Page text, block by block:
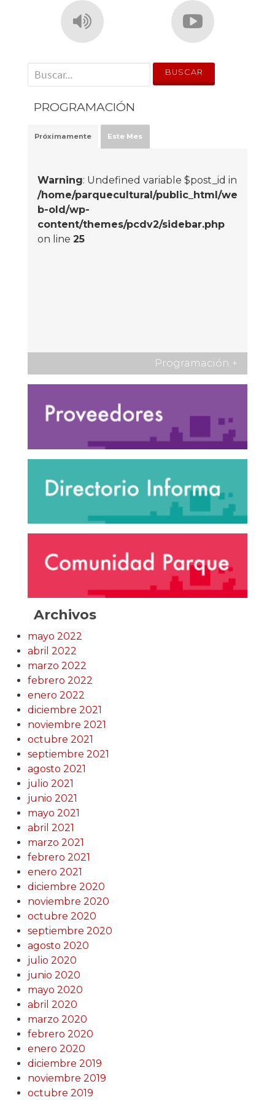
' . __('Search for:') . '
PROGRAMACIÓN
Próximamente Este Mes
Warning: Undefined variable $post_id in
/home/parquecultural/public_html/we
b-old/wp-
content/themes/pcdv2/sidebar.php
on line 25
Programación +
Archivos
mayo 2022
abril 2022
marzo 2022
febrero 2022
enero 2022
diciembre 2021
noviembre 2021
octubre 2021
septiembre 2021
agosto 2021
julio 2021
junio 2021
mayo 2021
abril 2021
marzo 2021
febrero 2021
enero 2021
diciembre 2020
noviembre 2020
octubre 2020
septiembre 2020
agosto 2020
julio 2020
junio 2020
mayo 2020
abril 2020
marzo 2020
febrero 2020
enero 2020
diciembre 2019
noviembre 2019
octubre 2019